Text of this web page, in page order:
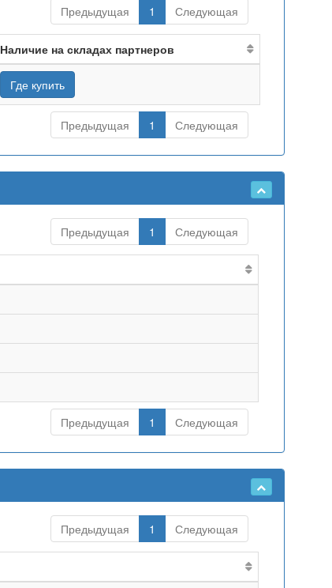
Предыдущая 1 Следующая
Наличие на складах партнеров
Где купить
Предыдущая 1 Следующая
Предыдущая 1 Следующая
Предыдущая 1 Следующая
Предыдущая 1 Следующая